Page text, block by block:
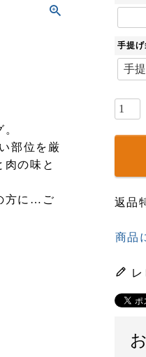
部位を厳
肉の味と
方に…ご
手提げ
返品
商品